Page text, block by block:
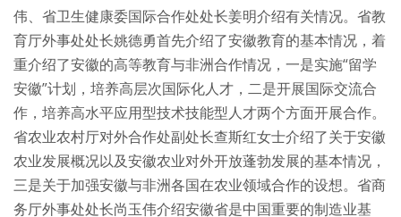
伟、省卫生健康委国际合作处处长姜明介绍有关情况。省教
育厅外事处处长姚德勇首先介绍了安徽教育的基本情况，着
重介绍了安徽的高等教育与非洲合作情况，一是实施“留学
安徽”计划，培养高层次国际化人才，二是开展国际交流合
作，培养高水平应用型技术技能型人才两个方面开展合作。
省农业农村厅对外合作处副处长查斯红女士介绍了关于安徽
农业发展概况以及安徽农业对外开放蓬勃发展的基本情况，
三是关于加强安徽与非洲各国在农业领域合作的设想。省商
务厅外事处处长尚玉伟介绍安徽省是中国重要的制造业基